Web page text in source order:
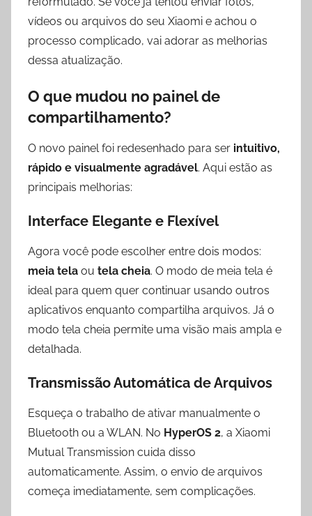
vídeos ou arquivos do seu Xiaomi e achou o
processo complicado, vai adorar as melhorias
dessa atualização.
O que mudou no painel de
compartilhamento?
O novo painel foi redesenhado para ser intuitivo,
rápido e visualmente agradável. Aqui estão as
principais melhorias:
Interface Elegante e Flexível
Agora você pode escolher entre dois modos:
meia tela ou tela cheia. O modo de meia tela é
ideal para quem quer continuar usando outros
aplicativos enquanto compartilha arquivos. Já o
modo tela cheia permite uma visão mais ampla e
detalhada.
Transmissão Automática de Arquivos
Esqueça o trabalho de ativar manualmente o
Bluetooth ou a WLAN. No HyperOS 2, a Xiaomi
Mutual Transmission cuida disso
automaticamente. Assim, o envio de arquivos
começa imediatamente, sem complicações.